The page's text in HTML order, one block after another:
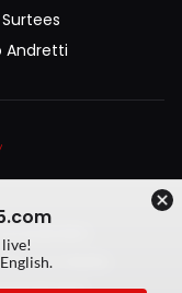
Andretti
Your Marks